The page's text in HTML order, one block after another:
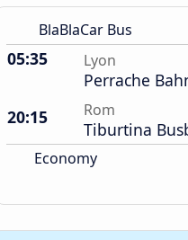
BlaBlaCar Bus
05:35 Lyon
Perrache
20:15
Rom
Tiburtina
Economy